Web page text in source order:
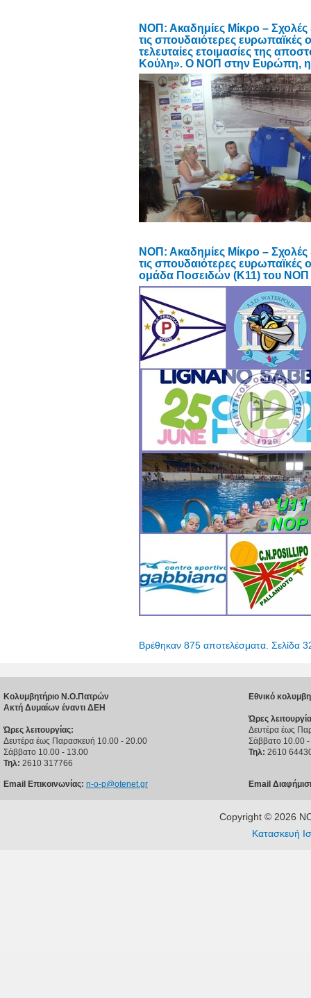
NOΠ: Ακαδημίες Μίκρο –
τις σπουδαιότερες
τελευταίες ετοιμασίες της
Κούλη». Ο ΝΟΠ στην Ευρώπη,
NOΠ: Ακαδημίες Μίκρο –
τις σπουδαιότερες
ομάδα Ποσειδών (Κ11) του ΝΟΠ
Βρέθηκαν 875 αποτελέσματα. Σελίδα
Κολυμβητήριο Ν.Ο.Πατρών
Ακτή Δυμαίων έναντι ΔΕΗ
Ώρες λειτουργίας:
Δευτέρα έως Παρασκευή 10.00 - 20.00
Σάββατο 10.00 - 13.00
Τηλ: 2610 317766
Email Επικοινωνίας: n-o-p@otenet.gr
Εθνικό
Ώρες
Δευτέρα έως
Σάββατο 10.00
Τηλ: 2610
Email
Copyright © 2026
Κατασκευή